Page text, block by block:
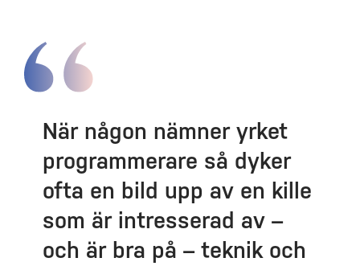
När någon nämner yrket
programmerare så dyker
ofta en bild upp av en kille
som är intresserad av –
och är bra på – teknik och